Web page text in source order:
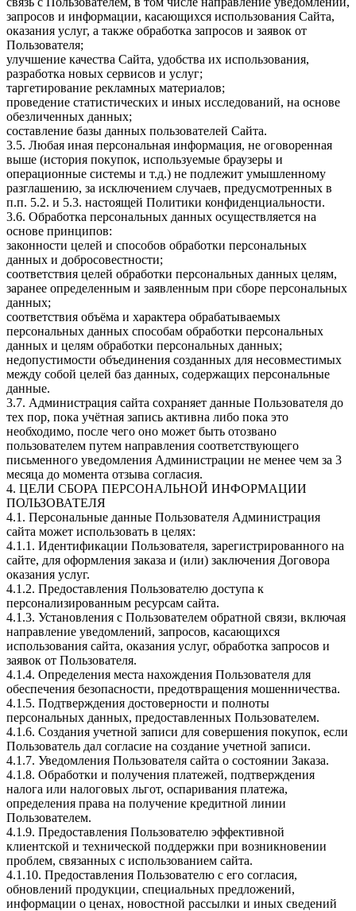
запросов и информации, касающихся использования Сайта,
оказания услуг, а также обработка запросов и заявок от
Пользователя;
улучшение качества Сайта, удобства их использования,
разработка новых сервисов и услуг;
таргетирование рекламных материалов;
проведение статистических и иных исследований, на основе
обезличенных данных;
составление базы данных пользователей Сайта.
3.5. Любая иная персональная информация, не оговоренная
выше (история покупок, используемые браузеры и
операционные системы и т.д.) не подлежит умышленному
разглашению, за исключением случаев, предусмотренных в
п.п. 5.2. и 5.3. настоящей Политики конфиденциальности.
3.6. Обработка персональных данных осуществляется на
основе принципов:
законности целей и способов обработки персональных
данных и добросовестности;
соответствия целей обработки персональных данных целям,
заранее определенным и заявленным при сборе персональных
данных;
соответствия объёма и характера обрабатываемых
персональных данных способам обработки персональных
данных и целям обработки персональных данных;
недопустимости объединения созданных для несовместимых
между собой целей баз данных, содержащих персональные
данные.
3.7. Администрация сайта сохраняет данные Пользователя до
тех пор, пока учётная запись активна либо пока это
необходимо, после чего оно может быть отозвано
пользователем путем направления соответствующего
письменного уведомления Администрации не менее чем за 3
месяца до момента отзыва согласия.
4. ЦЕЛИ СБОРА ПЕРСОНАЛЬНОЙ ИНФОРМАЦИИ
ПОЛЬЗОВАТЕЛЯ
4.1. Персональные данные Пользователя Администрация
сайта может использовать в целях:
4.1.1. Идентификации Пользователя, зарегистрированного на
сайте, для оформления заказа и (или) заключения Договора
оказания услуг.
4.1.2. Предоставления Пользователю доступа к
персонализированным ресурсам сайта.
4.1.3. Установления с Пользователем обратной связи, включая
направление уведомлений, запросов, касающихся
использования сайта, оказания услуг, обработка запросов и
заявок от Пользователя.
4.1.4. Определения места нахождения Пользователя для
обеспечения безопасности, предотвращения мошенничества.
4.1.5. Подтверждения достоверности и полноты
персональных данных, предоставленных Пользователем.
4.1.6. Создания учетной записи для совершения покупок, если
Пользователь дал согласие на создание учетной записи.
4.1.7. Уведомления Пользователя сайта о состоянии Заказа.
4.1.8. Обработки и получения платежей, подтверждения
налога или налоговых льгот, оспаривания платежа,
определения права на получение кредитной линии
Пользователем.
4.1.9. Предоставления Пользователю эффективной
клиентской и технической поддержки при возникновении
проблем, связанных с использованием сайта.
4.1.10. Предоставления Пользователю с его согласия,
обновлений продукции, специальных предложений,
информации о ценах, новостной рассылки и иных сведений